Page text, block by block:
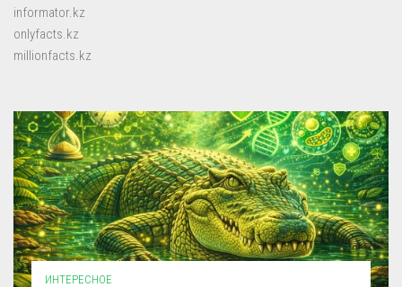
informator.kz
onlyfacts.kz
millionfacts.kz
ИНТЕРЕСНОЕ